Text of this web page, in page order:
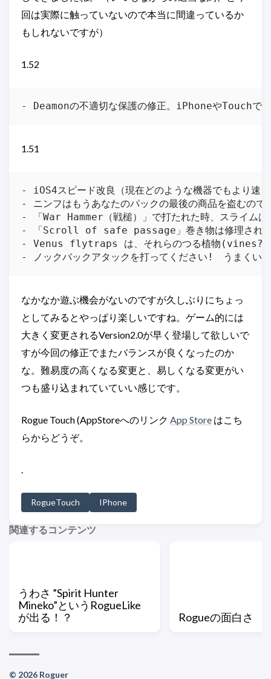
回は実際に触っていないので本当に間違っているか
もしれないですが）
1.52
1.51
- iOS4スピード改良（現在どのような機器でもより速
- ニンフはもうあなたのパックの最後の商品を盗むので
- 「War Hammer（戦槌）」で打たれた時、スライムは
- 「Scroll of safe passage」巻き物は修理されまし
- Venus flytraps は、それらのつる植物(vines?)に
なかなか遊ぶ機会がないのですが久しぶりにちょっ
としてみるとやっぱり楽しいですね。ゲーム的には
大きく変更されるVersion2.0が早く登場して欲しいで
すが今回の修正でまたバランスが良くなったのか
な。難易度の高くなる変更と、易しくなる変更がい
つも盛り込まれていていい感じです。
Rogue Touch (AppStoreへのリンク App Store はこち
らからどうぞ。
.
RogueTouch IPhone
関連するコンテンツ
うわさ ”Spirit Hunter
Mineko”というRogueLike
が出る！？
Rogueの面白さ
© 2026 Roguer